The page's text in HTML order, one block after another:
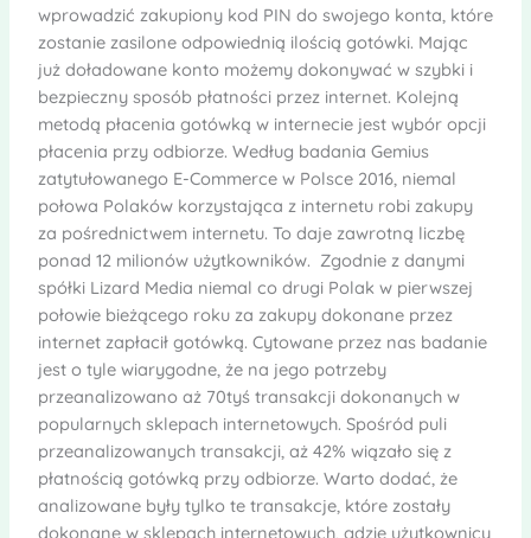
wprowadzić zakupiony kod PIN do swojego konta, które
zostanie zasilone odpowiednią ilością gotówki. Mając
już doładowane konto możemy dokonywać w szybki i
bezpieczny sposób płatności przez internet. Kolejną
metodą płacenia gotówką w internecie jest wybór opcji
płacenia przy odbiorze. Według badania Gemius
zatytułowanego E-Commerce w Polsce 2016, niemal
połowa Polaków korzystająca z internetu robi zakupy
za pośrednictwem internetu. To daje zawrotną liczbę
ponad 12 milionów użytkowników. Zgodnie z danymi
spółki Lizard Media niemal co drugi Polak w pierwszej
połowie bieżącego roku za zakupy dokonane przez
internet zapłacił gotówką. Cytowane przez nas badanie
jest o tyle wiarygodne, że na jego potrzeby
przeanalizowano aż 70tyś transakcji dokonanych w
popularnych sklepach internetowych. Spośród puli
przeanalizowanych transakcji, aż 42% wiązało się z
płatnością gotówką przy odbiorze. Warto dodać, że
analizowane były tylko te transakcje, które zostały
dokonane w sklepach internetowych, gdzie użytkownicy